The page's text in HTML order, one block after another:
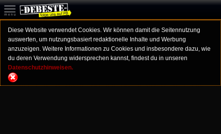
Diese Website verwendet Cookies. Wir können damit die Seitennutzung
auswerten, um nutzungsbasiert redaktionelle Inhalte und Werbung
anzuzeigen. Weitere Informationen zu Cookies und insbesondere dazu, wie
du deren Verwendung widersprechen kannst, findest du in unseren
Datenschutzhinweisen.